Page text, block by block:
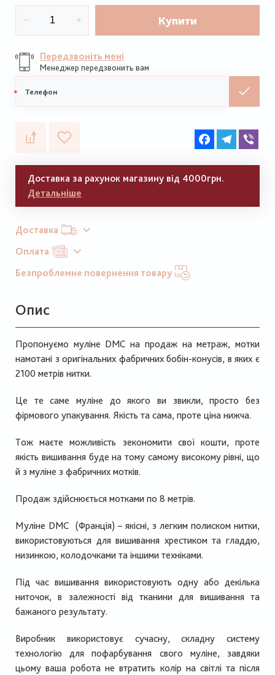
Купити
Передзвоніть мені
Менеджер передзвонить вам
телефон
FacebookTelegram
Доставка за рахунок магазину від 4000грн.
Детальніше
Доставка
Оплата
Безпроблемне повернення товару
Опис
Пропонуємо муліне DMCна продаж на метраж, мотки
намотані з оригінальних фабричних бобін-конусів, в яких є
2100 метрів нитки.
Це те саме муліне до якого ви звикли, просто без
фірмового упакування. Якість та сама, проте ціна нижча.
Тож маєте можливість зекономити свої кошти, проте
якість вишивання буде на тому самому високому рівні, що
й з муліне з фабричних мотків.
Продаж здійснюється мотками по 8 метрів.
Муліне DMC (Франція) – якісні, з легким полиском нитки,
використовуються для вишивання хрестиком та гладдю,
низинкою, колодочками та іншими техніками.
Під час вишивання використовують одну або декілька
ниточок, в залежності від тканини для вишивання та
бажаного результату.
Виробник використовує сучасну, складну систему
технологію для пофарбування свого муліне, завдяки
цьому ваша робота не втратить колір на світлі та після